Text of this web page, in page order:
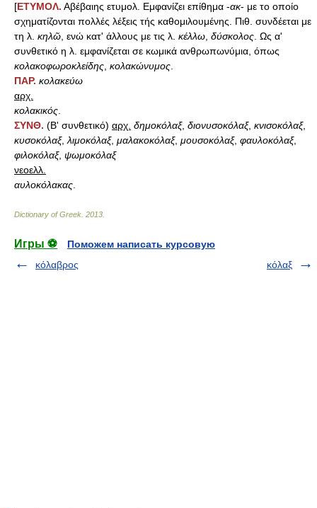
[ΕΤΥΜΟΛ. Αβέβαιης ετυμολ. Εμφανίζει επίθημα -ακ- με το οποίο
σχηματίζονται πολλές λέξεις τής καθομιλουμένης. Πιθ. συνδέεται με
τη λ. κηλῶ , ενώ κατ' άλλους με τις λ. κέλλω δύσκολος . Ως α'
συνθετικό η λ. εμφανίζεται σε κωμικά ανθρωπωνύμια, όπως
κολακοφωροκλείδης κολακώνυμος
ΠΑΡ. κολακεύω
αρχ.
κολακικός
ΣΥΝΘ. (Β' συνθετικό) αρχ. δημοκόλαξ, διονυσοκόλαξ, κνισοκόλαξ,
κυσοκόλαξ, λιμοκόλαξ, μαλακοκόλαξ, μουσοκόλαξ, φαυλοκόλαξ,
φιλοκόλαξ, ψωμοκόλαξ
νεοελλ.
αυλοκόλακας
Dictionary of Greek 2013
Игры ⚽
Поможем написать курсовую
κόλαβρος
κόλαξ